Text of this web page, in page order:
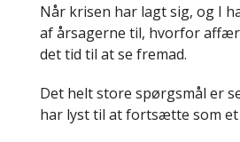
Når krisen har lagt sig, og I
af årsagerne til, hvorfor
det tid til at se fremad.
Det helt store spørgsmål er
har lyst til at fortsætte som et